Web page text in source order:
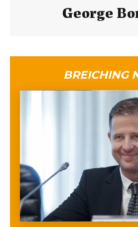
George
BREICHING